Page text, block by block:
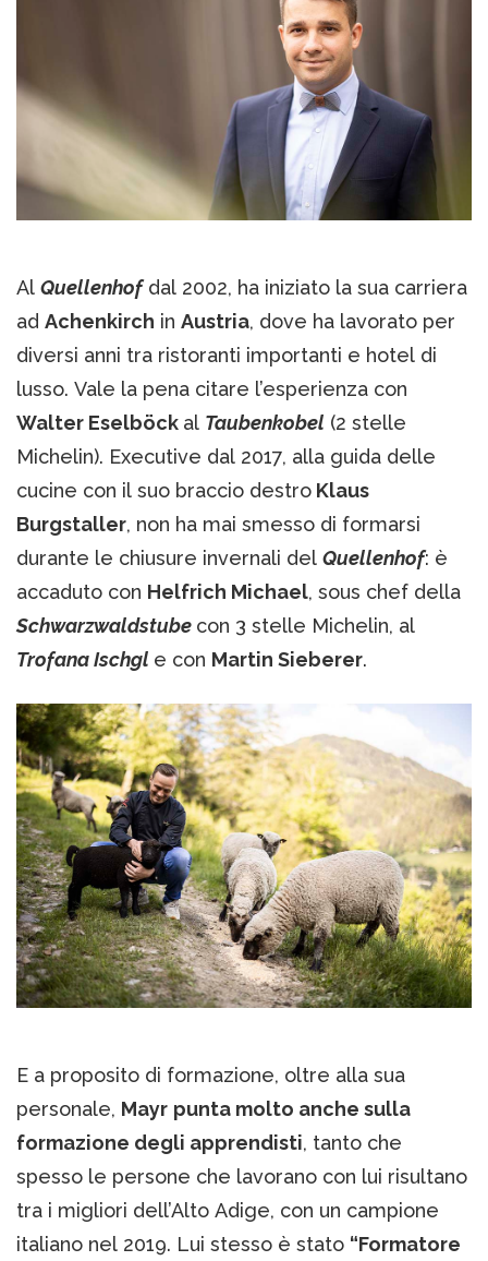
Al Quellenhofdal 2002, ha iniziato la sua carriera
ad Achenkirch in Austria, dove ha lavorato per
diversi anni tra ristoranti importanti e hotel di
lusso. Vale la pena citare l’esperienza con
Walter Eselböck al Taubenkobel (2 stelle
Michelin). Executive dal 2017, alla guida delle
cucine con il suo braccio destro Klaus
Burgstaller, non ha mai smesso di formarsi
durante le chiusure invernali del Quellenhof: è
accaduto con Helfrich Michael, sous chef della
Schwarzwaldstube con 3 stelle Michelin, al
Trofana Ischgl e con Martin Sieberer.
E a proposito di formazione, oltre alla sua
personale, Mayr punta molto anche sulla
formazione degli apprendisti, tanto che
spesso le persone che lavorano con lui risultano
tra i migliori dell’Alto Adige, con un campione
italiano nel 2019. Lui stesso è stato “Formatore